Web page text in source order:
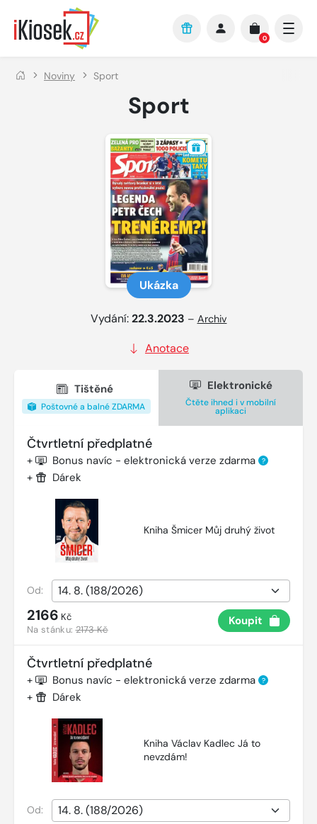
Přejít na hlavní obsah
0
Noviny Sport
Sport
Ukázka
Vydání:22.3.2023 – Archiv
Anotace
Tištěné
Poštovné a balné ZDARMA
Elektronické
Čtěte ihned i v mobilní
aplikaci
Čtvrtletní předplatné
+ Bonus navíc - elektronická verze zdarma ?
+ Dárek
Kniha Šmicer Můj druhý život
Od:
2166 Kč
Na stánku:2173 Kč
Koupit
Čtvrtletní předplatné
+ Bonus navíc - elektronická verze zdarma ?
+ Dárek
Kniha Václav Kadlec Já to
nevzdám!
Od: